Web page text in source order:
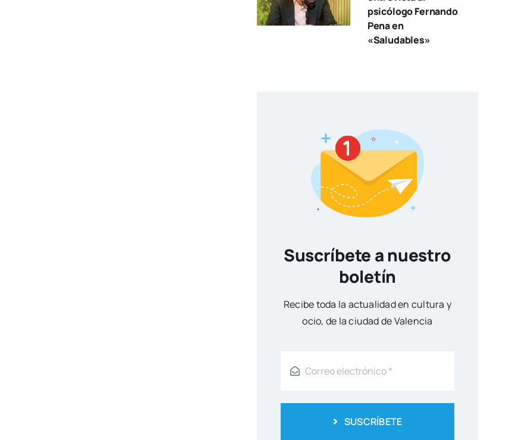
psicólogo Fernando
Pena en
«Saludables»
Suscríbete a nuestro
boletín
Reci­be toda la actua­li­dad en cul­tu­ra y
ocio, de la ciu­dad de Valen­cia
SUSCRÍBETE